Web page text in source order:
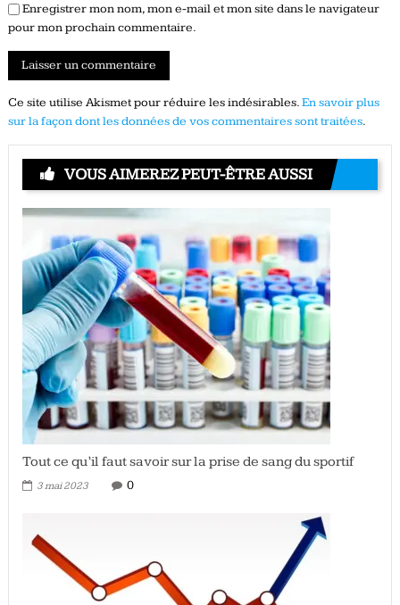
Enregistrer mon nom, mon e-mail et mon site dans le navigateur
pour mon prochain commentaire.
Ce site utilise Akismet pour réduire les indésirables.En savoir plus
sur la façon dont les données de vos commentaires sont traitées.
VOUS AIMEREZ PEUT-ÊTRE AUSSI
Tout ce qu’il faut savoir sur la prise de sang du sportif
3 mai 2023 0